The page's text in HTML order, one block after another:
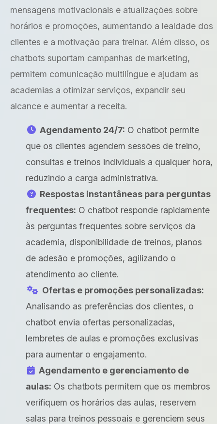
mensagens motivacionais e atualizações sobre
horários e promoções, aumentando a lealdade dos
clientes e a motivação para treinar. Além disso, os
chatbots suportam campanhas de marketing,
permitem comunicação multilíngue e ajudam as
academias a otimizar serviços, expandir seu
alcance e aumentar a receita.
Agendamento 24/7: O chatbot permite
que os clientes agendem sessões de treino,
consultas e treinos individuais a qualquer hora,
reduzindo a carga administrativa.
Respostas instantâneas para perguntas
frequentes: O chatbot responde rapidamente
às perguntas frequentes sobre serviços da
academia, disponibilidade de treinos, planos
de adesão e promoções, agilizando o
atendimento ao cliente.
Ofertas e promoções personalizadas:
Analisando as preferências dos clientes, o
chatbot envia ofertas personalizadas,
lembretes de aulas e promoções exclusivas
para aumentar o engajamento.
Agendamento e gerenciamento de
aulas: Os chatbots permitem que os membros
verifiquem os horários das aulas, reservem
salas para treinos pessoais e gerenciem seus